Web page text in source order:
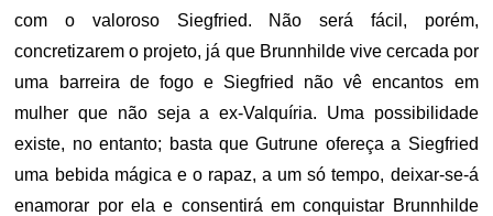
com o valoroso Siegfried. Não será fácil, porém,
concretizarem o projeto, já que Brunnhilde vive cercada por
uma barreira de fogo e Siegfried não vê encantos em
mulher que não seja a ex-Valquíria. Uma possibilidade
existe, no entanto; basta que Gutrune ofereça a Siegfried
uma bebida mágica e o rapaz, a um só tempo, deixar-se-á
enamorar por ela e consentirá em conquistar Brunnhilde